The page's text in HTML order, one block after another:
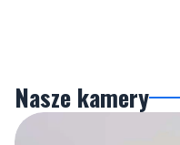
Nasze kamery